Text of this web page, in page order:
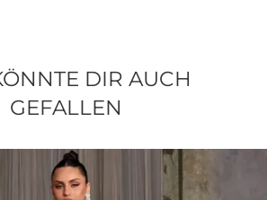
DIR AUCH
GEFALLEN